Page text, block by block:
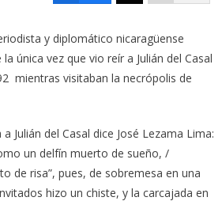
y diplomático nicaragüense
única vez que vio reír a Julián del Casal
mientras visitaban la necrópolis de
Julián del Casal dice José Lezama Lima:
un delfín muerto de sueño, /
de risa”, pues, de sobremesa en una
hizo un chiste, y la carcajada en